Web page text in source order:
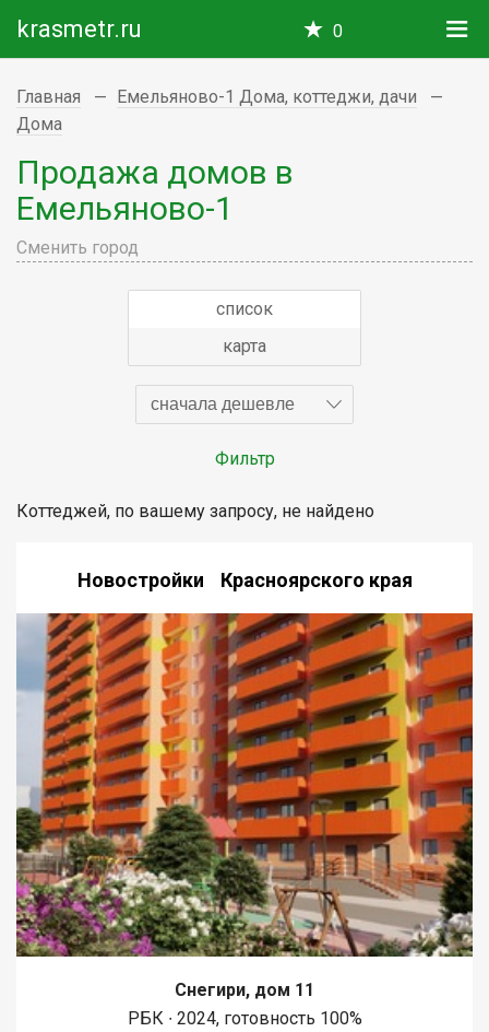
krasmetr.ru 0
Главная
Емельяново-1 Дома, коттеджи, дачи
Дома
Продажа домов в
Емельяново-1
Сменить город
список
карта
сначала дешевле
Фильтр
Коттеджей, по вашему запросу, не найдено
Новостройки Красноярского края
Снегири, дом 11
РБК ∙ 2024, готовность 100%